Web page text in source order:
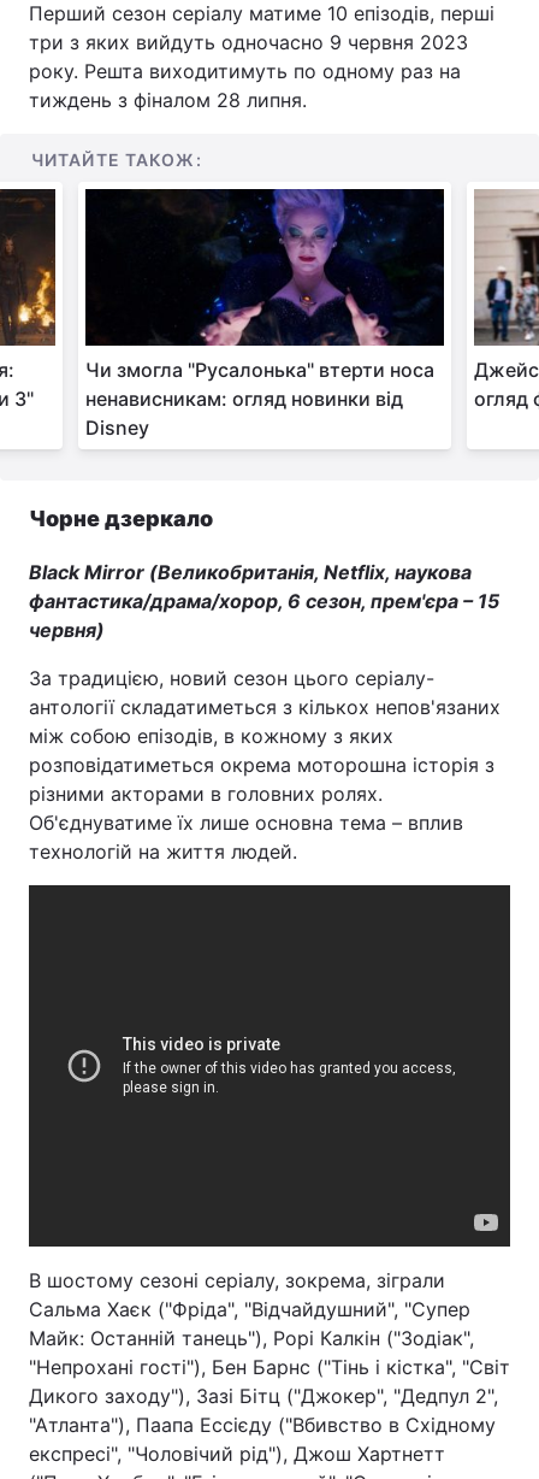
Перший сезон серіалу матиме 10 епізодів, перші
три з яких вийдуть одночасно 9 червня 2023
року. Решта виходитимуть по одному раз на
тиждень з фіналом 28 липня.
ЧИТАЙТЕ ТАКОЖ:
3"
Чи змогла "Русалонька" втерти носа
ненависникам: огляд новинки від
Disney
огляд
Чорне дзеркало
Black Mirror (Великобританія, Netflix, наукова
фантастика/драма/хорор, 6 сезон, прем'єра – 15
червня)
За традицією, новий сезон цього серіалу-
антології складатиметься з кількох непов'язаних
між собою епізодів, в кожному з яких
розповідатиметься окрема моторошна історія з
різними акторами в головних ролях.
Об'єднуватиме їх лише основна тема – вплив
технологій на життя людей.
В шостому сезоні серіалу, зокрема, зіграли
Сальма Хаєк ("Фріда", "Відчайдушний", "Супер
Майк: Останній танець"), Рорі Калкін ("Зодіак",
"Непрохані гості"), Бен Барнс ("Тінь і кістка", "Світ
Дикого заходу"), Зазі Бітц ("Джокер", "Дедпул 2",
"Атланта"), Паапа Ессієду ("Вбивство в Східному
експресі", "Чоловічий рід"), Джош Хартнетт